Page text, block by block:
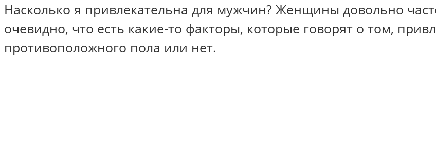
Насколько я привлекательна для мужчин? Женщины довольно
очевидно, что есть какие-то факторы, которые говорят о том,
противоположного пола или нет.